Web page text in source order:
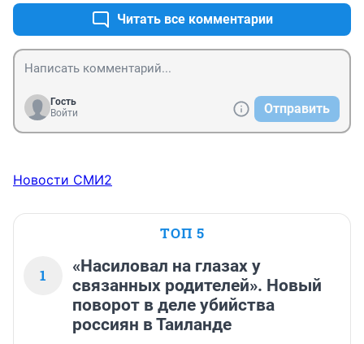
Читать все комментарии
Гость
Войти
Отправить
Новости СМИ2
ТОП 5
1
«Насиловал на глазах у
связанных родителей». Новый
поворот в деле убийства
россиян в Таиланде